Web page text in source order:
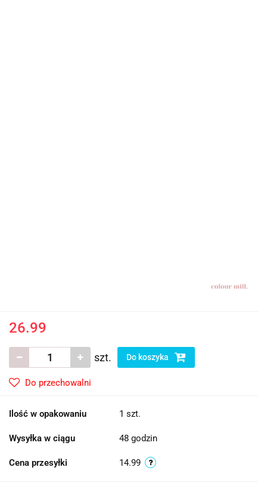
26.99
szt. Do koszyka
Do przechowalni
Ilość w opakowaniu 1 szt.
Wysyłka w ciągu 48 godzin
Cena przesyłki 14.99